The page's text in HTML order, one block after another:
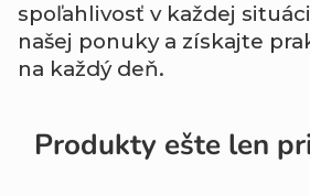
spoľahlivosť v každej
našej ponuky a získajte
na každý deň.
Produkty ešte len